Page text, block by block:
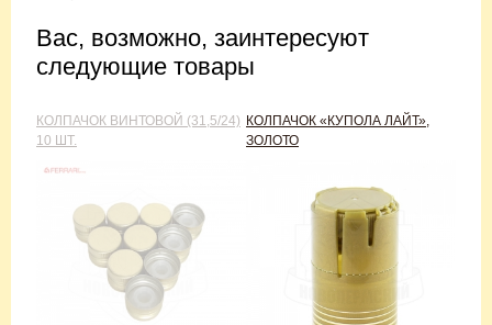
Вас, возможно, заинтересуют
следующие товары
КОЛПАЧОК ВИНТОВОЙ (31,5/24)
10 ШТ.
КОЛПАЧОК «КУПОЛА ЛАЙТ»,
ЗОЛОТО